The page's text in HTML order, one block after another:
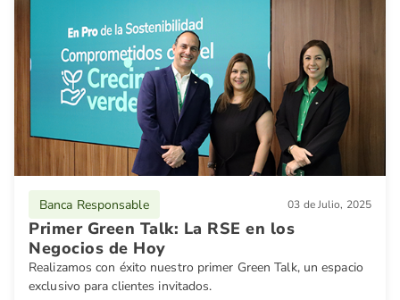
Banca Responsable 03 de Julio, 2025
Primer Green Talk: La RSE en los
Negocios de Hoy
Realizamos con éxito nuestro primer Green Talk, un espacio
exclusivo para clientes invitados.